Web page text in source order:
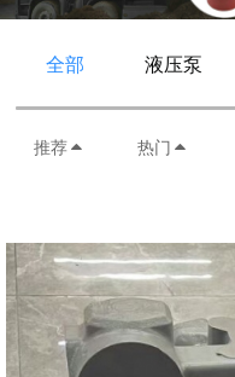
全部 液压泵
推荐 热门